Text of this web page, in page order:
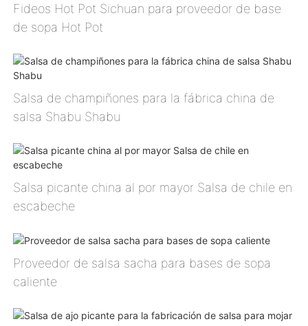
Fideos Hot Pot Sichuan para proveedor de base
de sopa Hot Pot
Salsa de champiñones para la fábrica china de
salsa Shabu Shabu
Salsa picante china al por mayor Salsa de chile en
escabeche
Proveedor de salsa sacha para bases de sopa
caliente